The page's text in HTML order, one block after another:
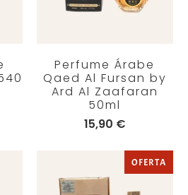
Perfume Árabe
Qaed Al Fursan by
Ard Al Zaafaran
50ml
15,90 €
OFERTA